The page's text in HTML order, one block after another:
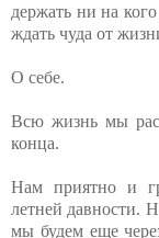
держать ни на
ждать чуда от
О себе.
Всю жизнь мы
конца.
Нам приятно и
летней давности.
мы будем еще